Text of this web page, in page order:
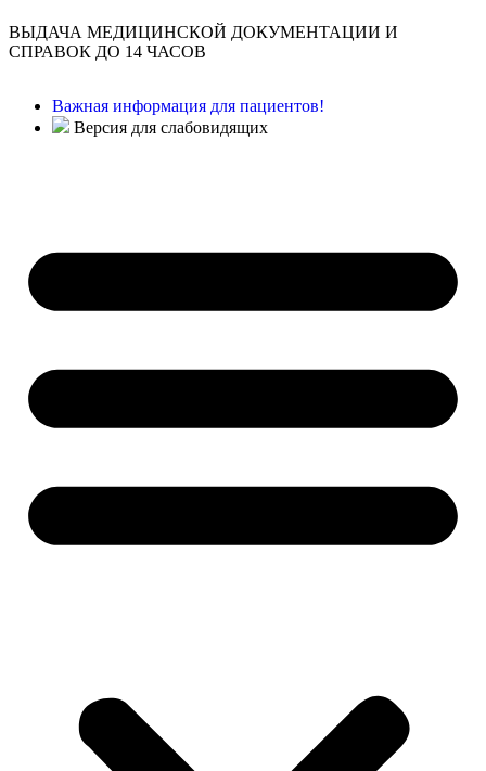
ВЫДАЧА МЕДИЦИНСКОЙ ДОКУМЕНТАЦИИ И
СПРАВОК ДО 14 ЧАСОВ
Важная информация для пациентов!
Версия для слабовидящих